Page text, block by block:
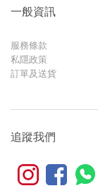
一般資訊
服務條款
私隱政策
訂單及送貨
追蹤我們